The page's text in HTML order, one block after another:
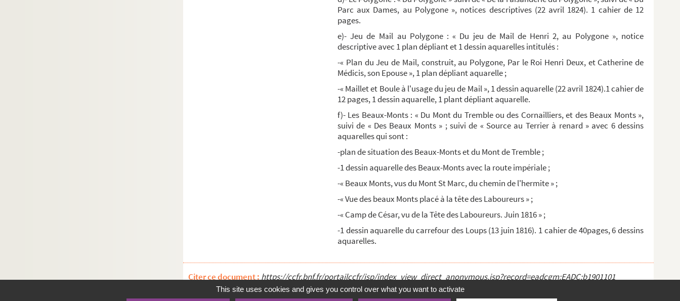
Parc aux Dames, au Polygone », notices descriptives (22 avril 1824). 1 cahier de 12
pages.
e)- Jeu de Mail au Polygone : « Du jeu de Mail de Henri 2, au Polygone », notice
descriptive avec 1 plan dépliant et 1 dessin aquarelles intitulés :
-« Plan du Jeu de Mail, construit, au Polygone, Par le Roi Henri Deux, et Catherine de
Médicis, son Epouse », 1 plan dépliant aquarelle ;
-« Maillet et Boule à l'usage du jeu de Mail », 1 dessin aquarelle (22 avril 1824).1 cahier de
12 pages, 1 dessin aquarelle, 1 plant dépliant aquarelle.
f)- Les Beaux-Monts : « Du Mont du Tremble ou des Cornailliers, et des Beaux Monts »,
suivi de « Des Beaux Monts » ; suivi de « Source au Terrier à renard » avec 6 dessins
aquarelles qui sont :
-plan de situation des Beaux-Monts et du Mont de Tremble ;
-1 dessin aquarelle des Beaux-Monts avec la route impériale ;
-« Beaux Monts, vus du Mont St Marc, du chemin de l'hermite » ;
-« Vue des beaux Monts placé à la tête des Laboureurs » ;
-« Camp de César, vu de la Tête des Laboureurs. Juin 1816 » ;
-1 dessin aquarelle du carrefour des Loups (13 juin 1816). 1 cahier de 40pages, 6 dessins
aquarelles.
Citer ce document : https://ccfr.bnf.fr/portailccfr/jsp/index_view_direct_anonymous.jsp?record=eadcgm:EADC:b1901101
This site uses cookies and gives you control over what you want to activate